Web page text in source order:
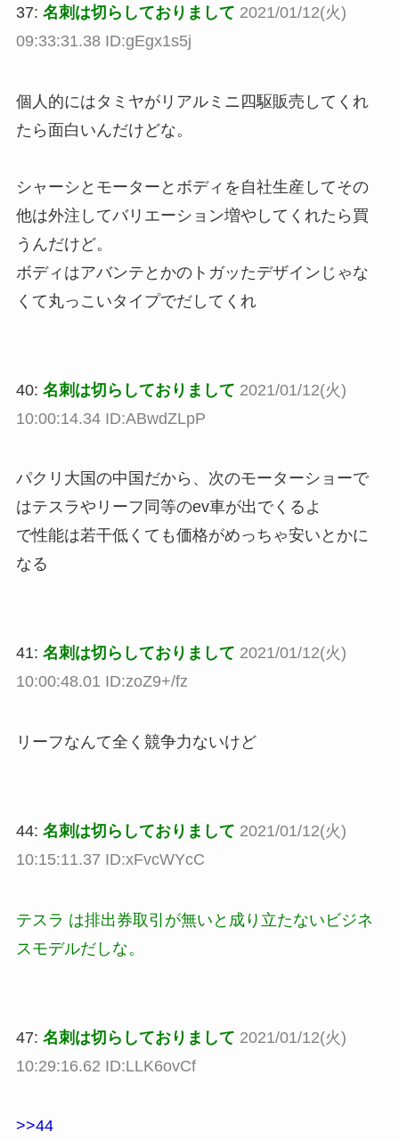
37: 名刺は切らしておりまして 2021/01/12(火)
09:33:31.38 ID:gEgx1s5j
個人的にはタミヤがリアルミニ四駆販売してくれ
たら面白いんだけどな。
シャーシとモーターとボディを自社生産してその
他は外注してバリエーション増やしてくれたら買
うんだけど。
ボディはアバンテとかのトガッたデザインじゃな
くて丸っこいタイプでだしてくれ
40: 名刺は切らしておりまして 2021/01/12(火)
10:00:14.34 ID:ABwdZLpP
パクリ大国の中国だから、次のモーターショーで
はテスラやリーフ同等のev車が出でくるよ
で性能は若干低くても価格がめっちゃ安いとかに
なる
41: 名刺は切らしておりまして 2021/01/12(火)
10:00:48.01 ID:zoZ9+/fz
リーフなんて全く競争力ないけど
44: 名刺は切らしておりまして 2021/01/12(火)
10:15:11.37 ID:xFvcWYcC
テスラ は排出券取引が無いと成り立たないビジネ
スモデルだしな。
47: 名刺は切らしておりまして 2021/01/12(火)
10:29:16.62 ID:LLK6ovCf
>>44